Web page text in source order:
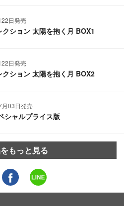
日発売
クション 太陽を抱く月 BOX1
日発売
クション 太陽を抱く月 BOX2
03日発売
シャルプライス版
もっと見る